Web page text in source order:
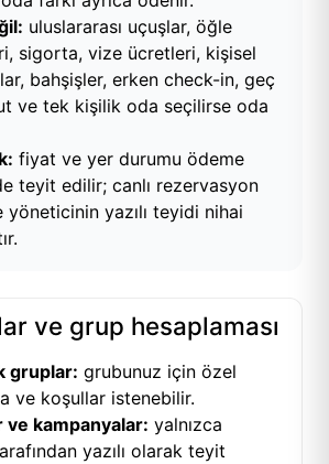
uluslararası uçuşlar, öğle
sigorta, vize ücretleri, kişisel
bahşişler, erken check-in, geç
ve tek kişilik oda seçilirse oda
fiyat ve yer durumu ödeme
teyit edilir; canlı rezervasyon
yazılı teyidi nihai
ve grup hesaplaması
gruplar: grubunuz için özel
ve koşullar istenebilir.
ve kampanyalar: yalnızca
yazılı olarak teyit